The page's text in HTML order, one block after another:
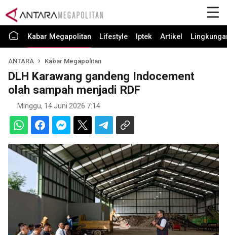
Kabar Megapolitan Lifestyle Iptek Artikel
ANTARA Kabar Megapolitan
DLH Karawang gandeng Indocement
olah sampah menjadi RDF
Minggu, 14 Juni 2026 7:14